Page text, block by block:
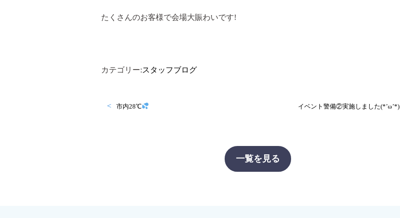
たくさんのお客様で会場大賑わいです!
カテゴリー:スタッフブログ
市内28℃ イベント警備②実施しました(*’ω’*)
一覧を見る